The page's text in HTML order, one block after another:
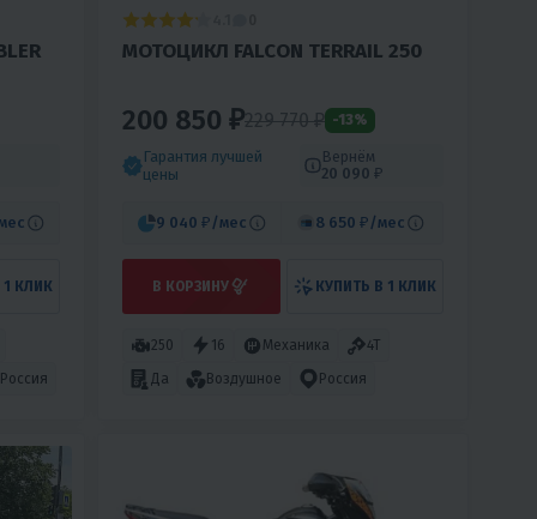
КЛИК
Россия
МОТОЦИКЛ FALCON TERRAIL 250
200 850 ₽229 770 ₽ -13%
Гарантия лучшей
цены
Вернём
20 090 ₽
9 040 ₽ /мес 8 650 ₽ /мес
В КОРЗИНУ КУПИТЬ В 1 КЛИК
250 16 Механика
4T
Да
Воздушное Россия